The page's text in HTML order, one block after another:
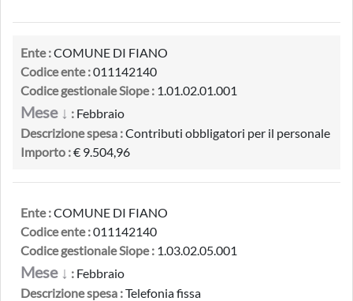
Ente :COMUNE DI FIANO
Codice ente :011142140
Codice gestionale Siope : 1.01.02.01.001
Mese ↓ : Febbraio
Descrizione spesa :Contributi obbligatori per il personale
Importo :€ 9.504,96
Ente :COMUNE DI FIANO
Codice ente :011142140
Codice gestionale Siope : 1.03.02.05.001
Mese ↓ : Febbraio
Descrizione spesa :Telefonia fissa